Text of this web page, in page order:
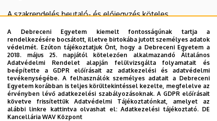
A Debreceni Egyetem kiemelt fontosságúnak tartja a
rendelkezésére bocsátott, illetve birtokába jutott személyes adatok
védelmét. Ezúton tájékoztatjuk Önt, hogy a Debreceni Egyetem a
2018. május 25. napjától kötelezően alkalmazandó Általános
Adatvédelmi Rendelet alapján felülvizsgálta folyamatait és
beépítette a GDPR előírásait az adatkezelési és adatvédelmi
tevékenységébe. A felhasználók személyes adatait a Debreceni
Egyetem korábban is teljes körültekintéssel kezelte, megfelelve az
érvényben lévő adatkezelési szabályozásoknak. A GDPR előírásait
követve frissítettük Adatvédelmi Tájékoztatónkat, amelyet az
alábbi linkre kattintva olvashat el:Adatkezelési tájékoztató. DE
Kancellária WAV Központ
A szakrendelés beutaló- és előjegyzés köteles.
A rendelés helye: Kenézy Gyula Campus (Bartók Béla út 2-
26. szám alatt) – Központi épület, földszinti
Rendelési idő: kedd és szerda: 10:00-12:30 óra között.
Előjegyzés kérhető: +36 52 511-709
Munkaidőben: 09:00 – 14:00 között, kivéve a rendelési
időt.